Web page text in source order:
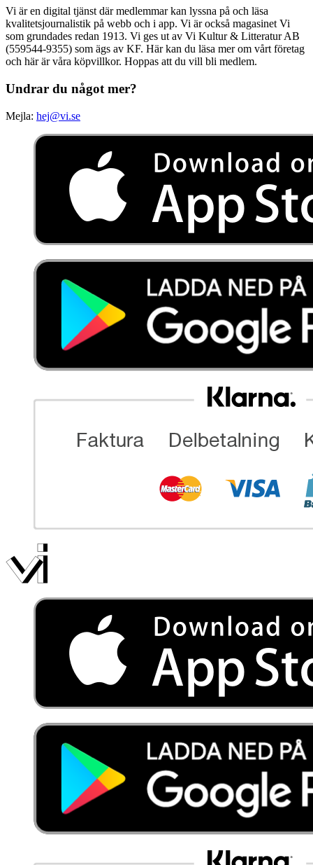
Vi är en digital tjänst där medlemmar kan lyssna på och läsa
kvalitetsjournalistik på webb och i app. Vi är också magasinet Vi
som grundades redan 1913. Vi ges ut av Vi Kultur & Litteratur AB
(559544-9355) som ägs av KF. Här kan du läsa mer om vårt företag
och här är våra köpvillkor. Hoppas att du vill bli medlem.
Undrar du något mer?
Mejla: hej@vi.se